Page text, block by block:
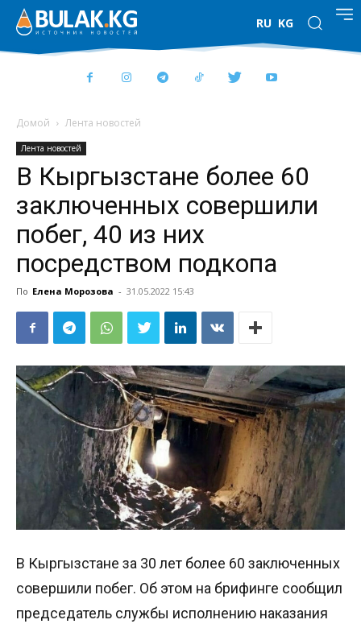
RU KG
Домой Лента новостей
Лента новостей
В Кыргызстане более 60
заключенных совершили
побег, 40 из них
посредством подкопа
По Елена Морозова - 31.05.2022 15:43
В Кыргызстане за 30 лет более 60 заключенных
совершили побег. Об этом на брифинге сообщил
председатель службы исполнению наказания